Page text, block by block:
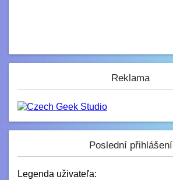
Reklama
Poslední přihlášení
Legenda uživateľa: